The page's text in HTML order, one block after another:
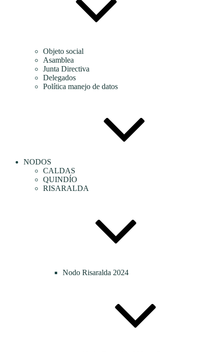
Objeto social
Asamblea
Junta Directiva
Delegados
Política manejo de datos
NODOS
CALDAS
QUINDÍO
RISARALDA
Nodo Risaralda 2024